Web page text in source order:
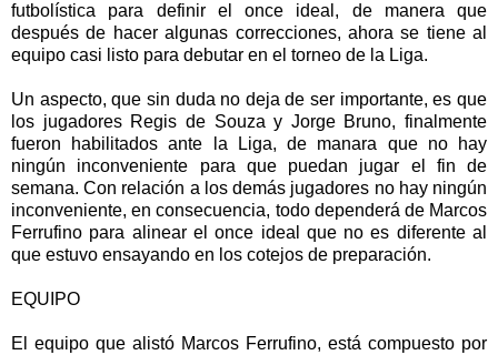
futbolística para definir el once ideal, de manera que
después de hacer algunas correcciones, ahora se tiene al
equipo casi listo para debutar en el torneo de la Liga.
Un aspecto, que sin duda no deja de ser importante, es que
los jugadores Regis de Souza y Jorge Bruno, finalmente
fueron habilitados ante la Liga, de manara que no hay
ningún inconveniente para que puedan jugar el fin de
semana. Con relación a los demás jugadores no hay ningún
inconveniente, en consecuencia, todo dependerá de Marcos
Ferrufino para alinear el once ideal que no es diferente al
que estuvo ensayando en los cotejos de preparación.
EQUIPO
El equipo que alistó Marcos Ferrufino, está compuesto por